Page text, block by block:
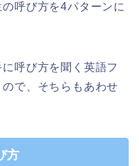
呼び方を4パターンに
呼び方を聞く英語フ
で、そちらもあわせ
方